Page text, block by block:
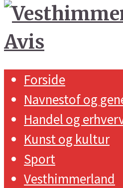
Forside
Navnestof og
Handel og
Kunst og kultur
Sport
Vesthimmerland